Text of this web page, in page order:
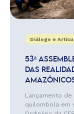
Diálogo e
53ª
DAS
Lançamento
quilombola em